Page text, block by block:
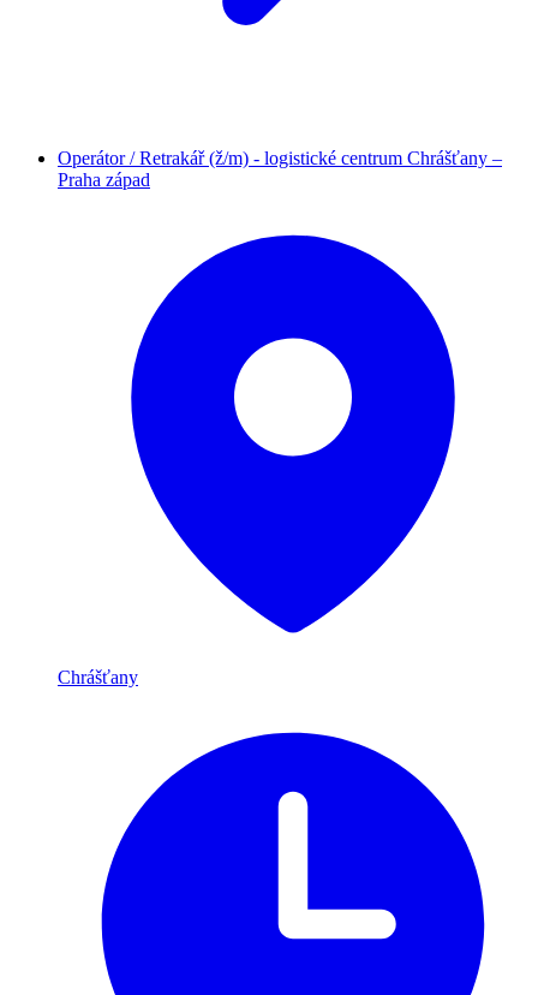
Operátor / Retrakář (ž/m) - logistické centrum Chrášťany –
Praha západ
Chrášťany